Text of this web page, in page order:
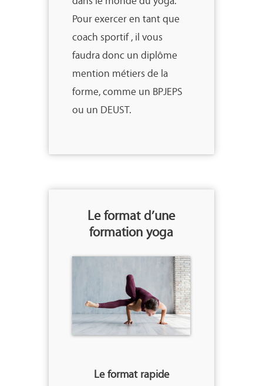
Pour exercer en tant que
coach sportif , il vous
faudra donc un diplôme
mention métiers de la
forme, comme un BPJEPS
ou un DEUST.
Le format d’une
formation yoga
Le format rapide